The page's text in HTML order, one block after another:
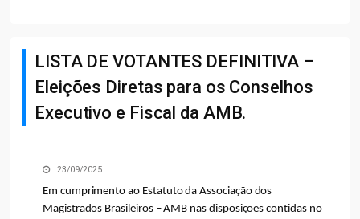
LISTA DE VOTANTES DEFINITIVA –
Eleições Diretas para os Conselhos
Executivo e Fiscal da AMB.
23/09/2025
Em cumprimento ao Estatuto da Associação dos
Magistrados Brasileiros – AMB nas disposições contidas no